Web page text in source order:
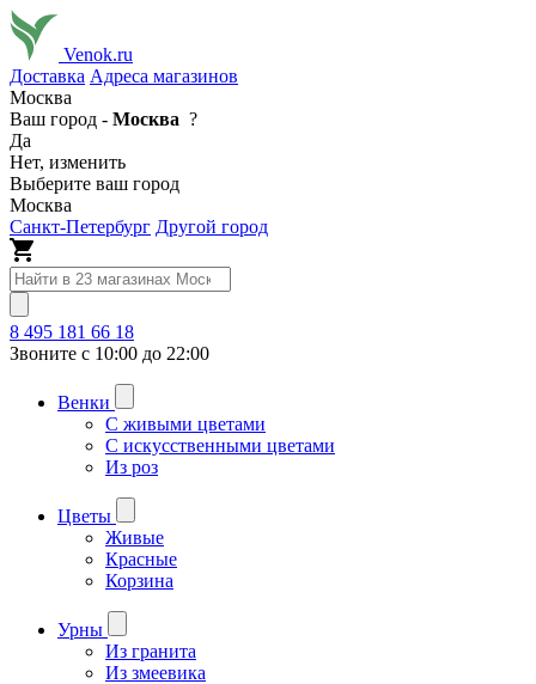
Venok.ru
Доставка Адреса магазинов
Москва
Ваш город - Москва ?
Да
Нет, изменить
Выберите ваш город
Москва
Санкт-Петербург Другой город
8 495 181 66 18
Звоните с 10:00 до 22:00
Венки
С живыми цветами
С искусственными цветами
Из роз
Цветы
Живые
Красные
Корзина
Урны
Из гранита
Из змеевика